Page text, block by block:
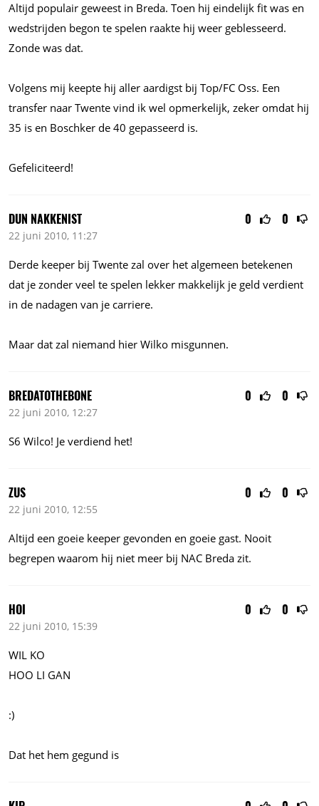
Altijd populair geweest in Breda. Toen hij eindelijk fit was en
wedstrijden begon te spelen raakte hij weer geblesseerd.
Zonde was dat.
Volgens mij keepte hij aller aardigst bij Top/FC Oss. Een
transfer naar Twente vind ik wel opmerkelijk, zeker omdat hij
35 is en Boschker de 40 gepasseerd is.
Gefeliciteerd!
0 0
DUN NAKKENIST
22 juni 2010, 11:27
Derde keeper bij Twente zal over het algemeen betekenen
dat je zonder veel te spelen lekker makkelijk je geld verdient
in de nadagen van je carriere.
Maar dat zal niemand hier Wilko misgunnen.
0 0
BREDATOTHEBONE
22 juni 2010, 12:27
S6 Wilco! Je verdiend het!
0 0
ZUS
22 juni 2010, 12:55
Altijd een goeie keeper gevonden en goeie gast. Nooit
begrepen waarom hij niet meer bij NAC Breda zit.
0 0
HOI
22 juni 2010, 15:39
WIL KO
HOO LI GAN
:)
Dat het hem gegund is